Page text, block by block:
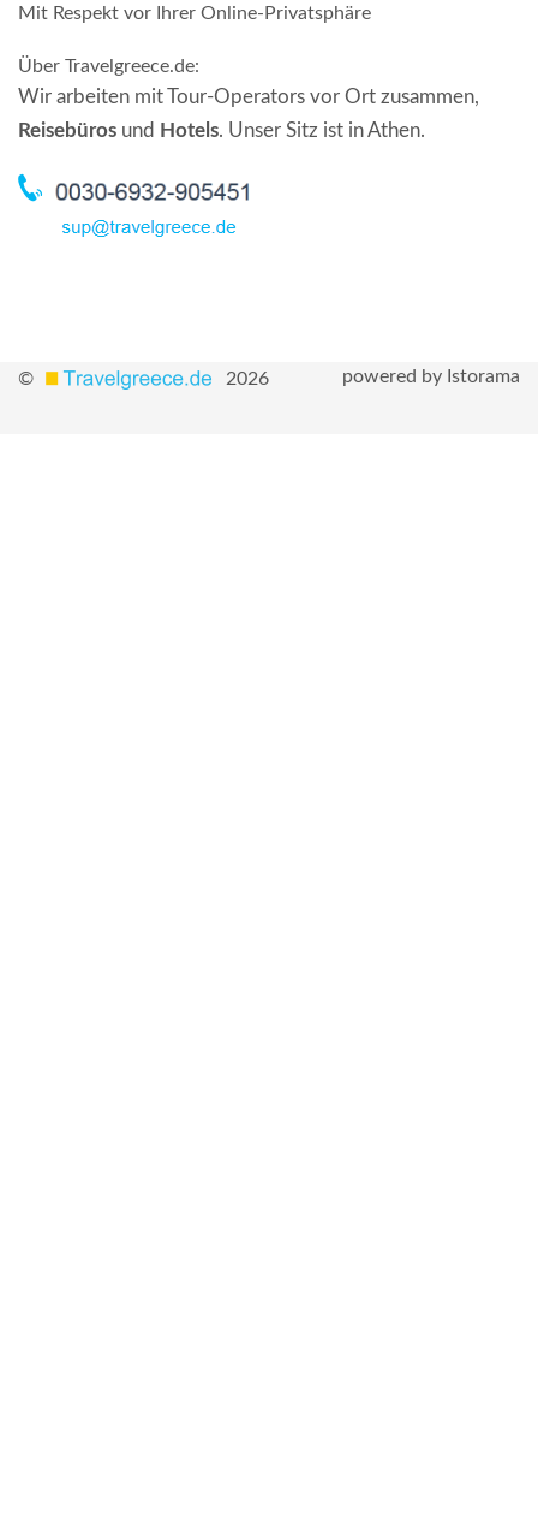
Mit Respekt vor Ihrer Online-Privatsphäre
Über Travelgreece.de:
Wir arbeiten mit Tour-Operators vor Ort zusammen,
Reisebüros und Hotels. Unser Sitz ist in Athen.
© 2026 powered by Istorama